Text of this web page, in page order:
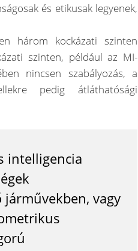
és etikusak legyenek,
három kockázati szinten
szinten, például az MI-
nincsen szabályozás, a
pedig átláthatósági
intelligencia
járművekben, vagy